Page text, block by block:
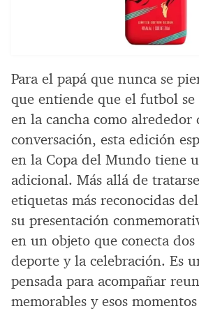
Para el papá que nunca se
que entiende que el futbol
en la cancha como alrededor
conversación, esta edición
en la Copa del Mundo tiene
adicional. Más allá de
etiquetas más reconocidas
su presentación
en un objeto que conecta dos
deporte y la celebración. Es
pensada para acompañar
memorables y esos